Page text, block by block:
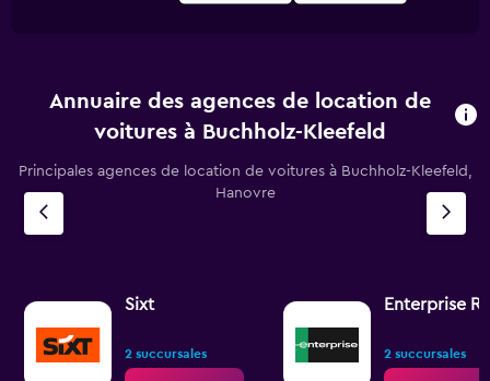
Annuaire des agences de location de
voitures à Buchholz-Kleefeld
Principales agences de location de voitures à Buchholz-Kleefeld,
Hanovre
Sixt
2 succursales
Enterprise
2 succursales